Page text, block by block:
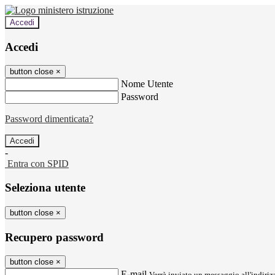
Accedi
Accedi
button close ×
Nome Utente
Password
Password dimenticata?
-
Entra con SPID
Seleziona utente
button close ×
Recupero password
button close ×